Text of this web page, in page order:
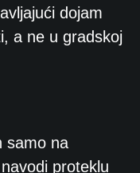
dojam
a ne u gradskoj
samo na
proteklu